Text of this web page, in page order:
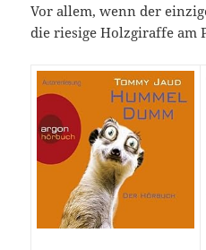
Vor allem, wenn der
die riesige Holzgiraffe am